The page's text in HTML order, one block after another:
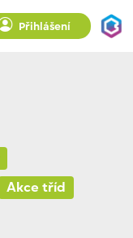
Přihlášení
Akce tříd